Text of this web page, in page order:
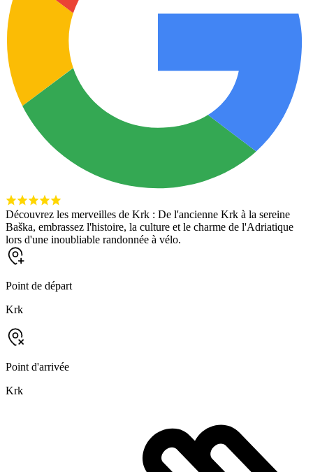
Découvrez les merveilles de Krk : De l'ancienne Krk à la sereine
Baška, embrassez l'histoire, la culture et le charme de l'Adriatique
lors d'une inoubliable randonnée à vélo.
Point de départ
Krk
Point d'arrivée
Krk